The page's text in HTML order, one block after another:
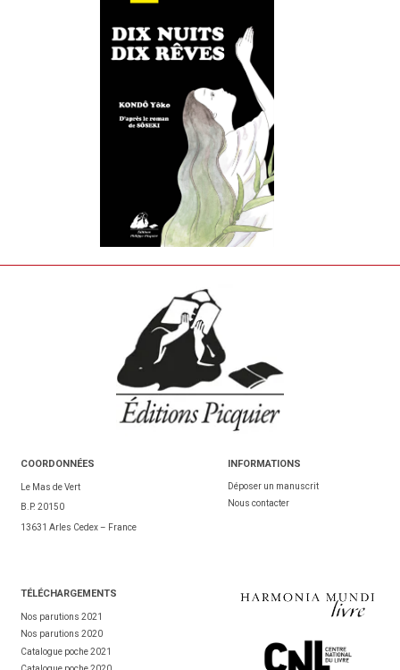
COORDONNÉES
Le Mas de Vert
B.P. 20150
13631 Arles Cedex – France
INFORMATIONS
Déposer un manuscrit
Nous contacter
TÉLÉCHARGEMENTS
Nos parutions 2021
Nos parutions 2020
Catalogue poche 2021